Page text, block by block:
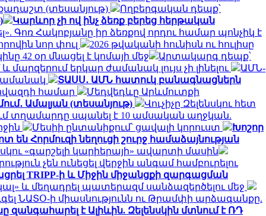
(տեսանյութ)
Ողբերգական դեպք՝
Կարևոր չի ով ինչ ձեռք բերեց հերթական
Գոռ Հակոբյանը իր ձեռքով որդու համար պոնչիկ է
նոր փուլ
2026 թվականի հունիսն ու հուլիսը
42 օր մնացել է կոմայի մեջ
Արտակարգ դեպք՝
մարզերում երկար ժամանակ լույս չի լինելու
ԱՄՆ-
ՏԱՍՍ․ ԱՄՆ հատուկ բանագնացներն
համար
Մեդվեդևը Արևմուտքի
Ամալյան (տեսանյութ)
Վուչիչը Զելենսկու հետ
տղամարդը սպանել է 10 ամսական աղջկան.
Մեսիի ընտանիքում՝ ցավալի կորուստ
Խոշոր
են Հորմուզի նեղուցի շուրջ համաձայնության
«գարշելի կարիերայի» ավարտի մասին
չեն ունեցել վերջին անգամ համբուրելու
TRIPP-ի և Միջին միջանցքի զարգացման
և մեղադրել պատերազմ սանձազերծելու մեջ
ՆԱՏՕ-ի միասնությունն ու Թրամփի արձագանքը.
զանգահարել է Ալիևին. Զելենսկին մտնում է ՌԴ